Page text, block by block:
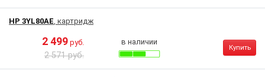
HP 3YL80AE, картридж
2 499 руб.
2 571 руб.
в наличии
Купить